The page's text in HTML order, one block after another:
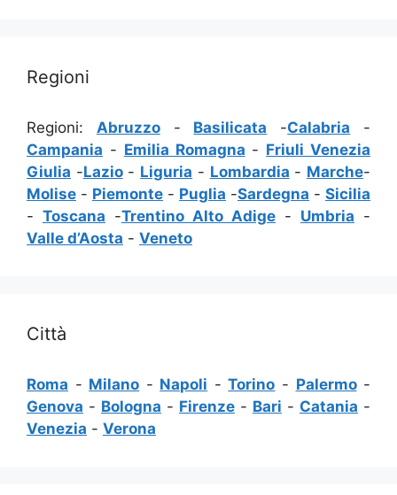
Regioni
Regioni: Abruzzo- Basilicata -Calabria -
Campania - Emilia Romagna - Friuli Venezia
Giulia -Lazio- Liguria - Lombardia - Marche-
Molise - Piemonte - Puglia -Sardegna - Sicilia
- Toscana -Trentino Alto Adige - Umbria -
Valle d’Aosta - Veneto
Città
Roma - Milano - Napoli -Torino - Palermo-
Genova - Bologna - Firenze - Bari - Catania -
Venezia - Verona